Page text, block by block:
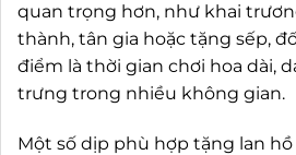
quan trọng hơn, như khai
thành, tân gia hoặc tặng sếp,
điểm là thời gian chơi hoa dài,
trưng trong nhiều không gian.
Một số dịp phù hợp tặng lan